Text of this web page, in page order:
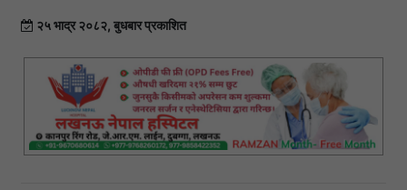
२५ भाद्र २०८२, बुधबार प्रकाशित